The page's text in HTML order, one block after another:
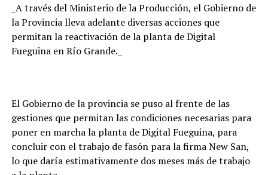
_A través del Ministerio de la Producción, el Gobierno de
la Provincia lleva adelante diversas acciones que
permitan la reactivación de la planta de Digital
Fueguina en Río Grande._
El Gobierno de la provincia se puso al frente de las
gestiones que permitan las condiciones necesarias para
poner en marcha la planta de Digital Fueguina, para
concluir con el trabajo de fasón para la firma New San,
lo que daría estimativamente dos meses más de trabajo